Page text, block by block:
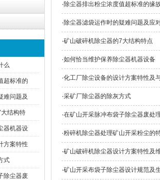
么
超标准的
难问题及
结构特
器机器设
方案特性
式
除尘器废
·除尘器排出粉尘浓度值超标准的缘
·除尘器滤袋运作时的疑难问题及应
·矿山破碎机除尘器的7大结构特点
·如何恰当维护保养除尘器机器设备
·化工厂除尘设备的设计方案特性及
·采矿厂除尘器的除灰方式
·在矿山开采脉冲布袋子除尘器废处
·粉碎机除尘器处理矿山开采粉尘的
·矿山破碎机除尘器设计方案特性及
·矿山开采布袋子除尘器设计规范及